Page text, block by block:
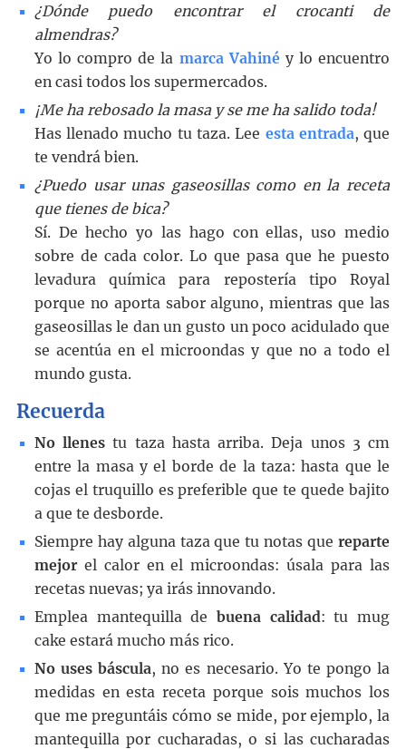
¿Dónde puedo encontrar el crocanti de
almendras?
Yo lo compro de la marca Vahiné y lo encuentro
en casi todos los supermercados.
¡Me ha rebosado la masa y se me ha salido toda!
Has llenado mucho tu taza. Lee esta entrada, que
te vendrá bien.
¿Puedo usar unas gaseosillas como en la receta
que tienes de bica?
Sí. De hecho yo las hago con ellas, uso medio
sobre de cada color. Lo que pasa que he puesto
levadura química para repostería tipo Royal
porque no aporta sabor alguno, mientras que las
gaseosillas le dan un gusto un poco acidulado que
se acentúa en el microondas y que no a todo el
mundo gusta.
Recuerda
No llenes tu taza hasta arriba. Deja unos 3 cm
entre la masa y el borde de la taza: hasta que le
cojas el truquillo es preferible que te quede bajito
a que te desborde.
Siempre hay alguna taza que tu notas quereparte
mejorel calor en el microondas: úsala para las
recetas nuevas; ya irás innovando.
Emplea mantequilla de buena calidad: tu mug
cake estará mucho más rico.
No uses báscula, no es necesario. Yo te pongo la
medidas en esta receta porque sois muchos los
que me preguntáis cómo se mide, por ejemplo, la
mantequilla por cucharadas, o si las cucharadas